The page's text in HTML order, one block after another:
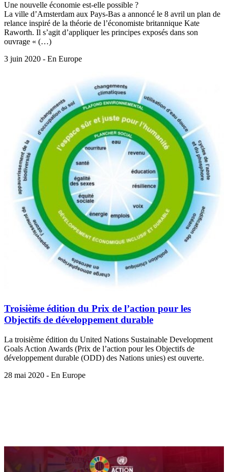
Une nouvelle économie est-elle possible ?
La ville d’Amsterdam aux Pays-Bas a annoncé le 8 avril un plan de
relance inspiré de la théorie de l’économiste britannique Kate
Raworth. Il s’agit d’appliquer les principes exposés dans son
ouvrage « (…)
3 juin 2020 - En Europe
Troisième édition du Prix de l’action pour les
Objectifs de développement durable
La troisième édition du United Nations Sustainable Development
Goals Action Awards (Prix de l’action pour les Objectifs de
développement durable (ODD) des Nations unies) est ouverte.
28 mai 2020 - En Europe